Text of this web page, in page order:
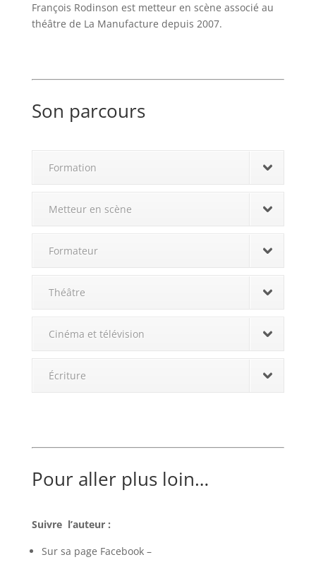
François Rodinson est metteur en scène associé au
théâtre de La Manufacture depuis 2007.
Son parcours
Formation
Metteur en scène
Formateur
Théâtre
Cinéma et télévision
Écriture
Pour aller plus loin…
Suivre l’auteur :
Sur sa page Facebook –